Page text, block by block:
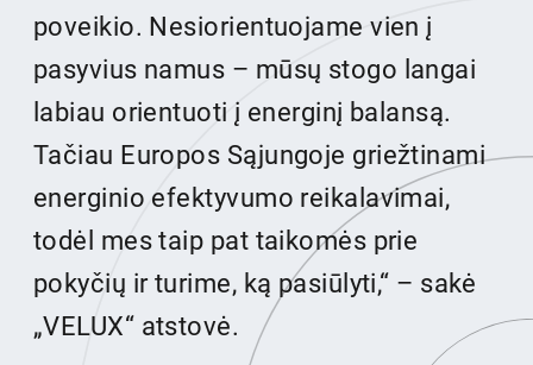
poveikio. Nesiorientuojame vien į
pasyvius namus – mūsų stogo langai
labiau orientuoti į energinį balansą.
Tačiau Europos Sąjungoje griežtinami
energinio efektyvumo reikalavimai,
todėl mes taip pat taikomės prie
pokyčių ir turime, ką pasiūlyti,“ – sakė
„VELUX“ atstovė.